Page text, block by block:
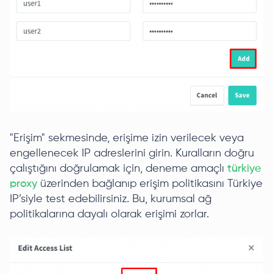
"Erişim" sekmesinde, erişime izin verilecek veya
engellenecek IP adreslerini girin. Kuralların doğru
çalıştığını doğrulamak için, deneme amaçlı türkiye
proxy üzerinden bağlanıp erişim politikasını Türkiye
IP’siyle test edebilirsiniz. Bu, kurumsal ağ
politikalarına dayalı olarak erişimi zorlar.